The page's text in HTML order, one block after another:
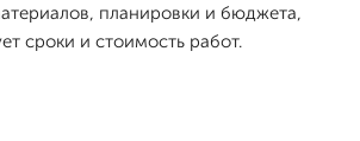
планировки и бюджета,
сроки и стоимость работ.